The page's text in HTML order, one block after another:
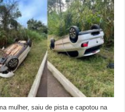
mulher, saiu de pista e capotou na